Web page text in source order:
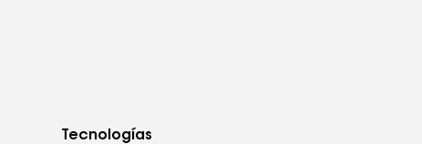
Tecnologías